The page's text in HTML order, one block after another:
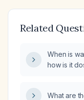
Related
When is
how is it
What are